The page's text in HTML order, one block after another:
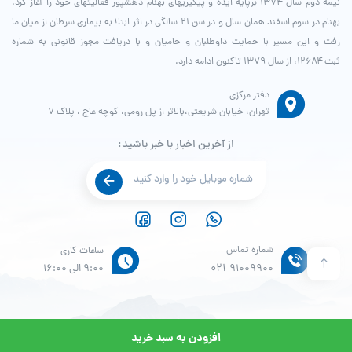
افزودن به سبد خرید
نیمه دوم سال ۱۳۷۴ برپایه ایده و پیگیری­های بهنام دهش­پور فعالیت­های خود را آغاز کرد.
بهنام در سوم اسفند همان سال و در سن ۲۱ سالگی در اثر ابتلا به بیماری سرطان از میان ما
رفت و این مسیر با حمایت داوطلبان و حامیان و با دریافت مجوز قانونی به شماره
ثبت ۱۲۶۸۴، از سال ۱۳۷۹ تاکنون ادامه دارد.
شماره تماس
021 91009900
ساعات کاری
9:00 الی 16:00
دفتر مرکزی
تهران، خیابان شریعتی،بالاتر از پل رومی، کوچه عاج ، پلاک ۷
از آخرین اخبار با خبر باشید:
© طراحی و پشتیبانی سایت واحد انفورماتیک موسسه خیریه بهنام دهش پور